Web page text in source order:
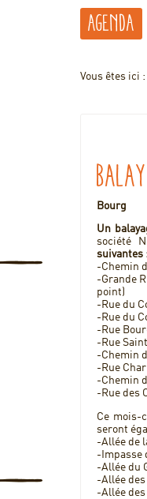
Agenda
Vous êtes ici :
Bourg
Un
société
suivantes
-Chemin
-Grande
point)
-Rue du
-Rue du
-Rue
-Rue
-Chemin
-Rue
-Chemin
-Rue des
Ce mois-
seront
-Allée de
-Impasse
-Allée du
-Allée
-Allée